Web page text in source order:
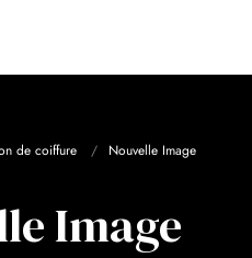
de coiffure Nouvelle Image
Image